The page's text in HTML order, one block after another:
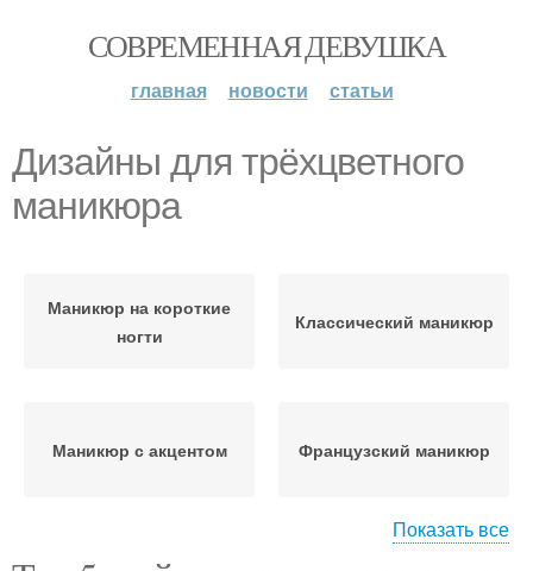
СОВРЕМЕННАЯ ДЕВУШКА
главная новости статьи
Дизайны для трёхцветного
маникюра
Маникюр на короткие
ногти
Классический маникюр
Маникюр с акцентом Французский маникюр
Показать все